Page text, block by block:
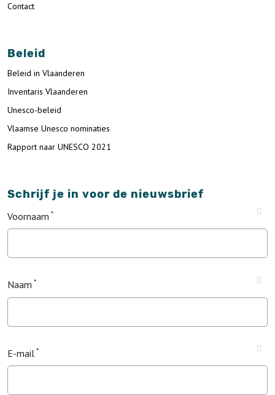
Contact
Beleid
Beleid in Vlaanderen
Inventaris Vlaanderen
Unesco-beleid
Vlaamse Unesco nominaties
Rapport naar UNESCO 2021
Schrijf je in voor de nieuwsbrief
Voornaam
Naam
E-mail